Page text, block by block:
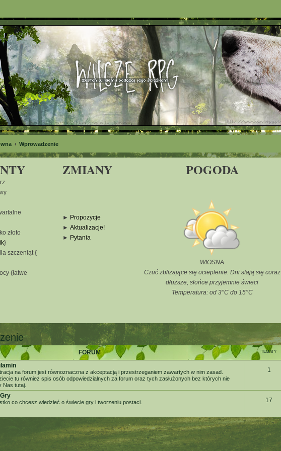
Wprowadzenie
ZMIANY POGODA
złoto
}
szczeniąt {
(łatwe
► Propozycje
► Aktualizacje!
► Pytania
WIOSNA
Czuć zbliżające się ocieplenie. Dni stają się coraz
dłuższe, słońce przyjemnie świeci
Temperatura: od 3°C do 15°C
FORUM TEMATY
na forum jest równoznaczna z akceptacją i przestrzeganiem zawartych w nim zasad.
tu również spis osób odpowiedzialnych za forum oraz tych zasłużonych bez których nie
Nas tutaj.
1
co chcesz wiedzieć o świecie gry i tworzeniu postaci. 17